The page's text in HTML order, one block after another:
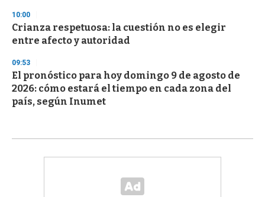
10:00
Crianza respetuosa: la cuestión no es elegir
entre afecto y autoridad
09:53
El pronóstico para hoy domingo 9 de agosto de
2026: cómo estará el tiempo en cada zona del
país, según Inumet